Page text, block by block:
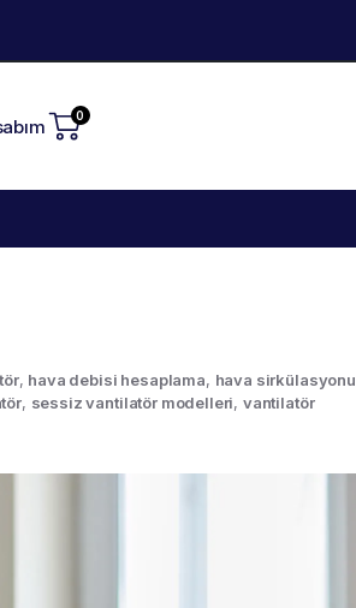
0
, hava debisi hesaplama, hava sirkülasyonu
, sessiz vantilatör modelleri, vantilatör